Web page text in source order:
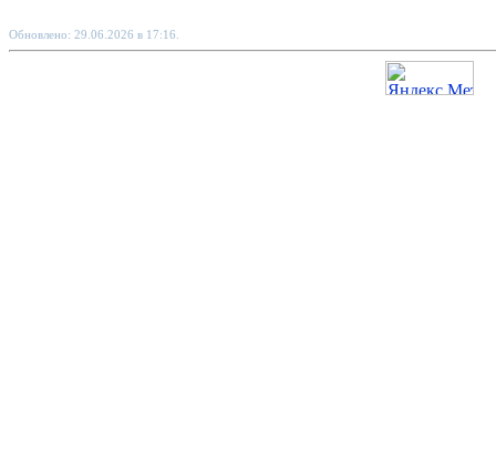
Обновлено: 29.06.2026 в 17:16.